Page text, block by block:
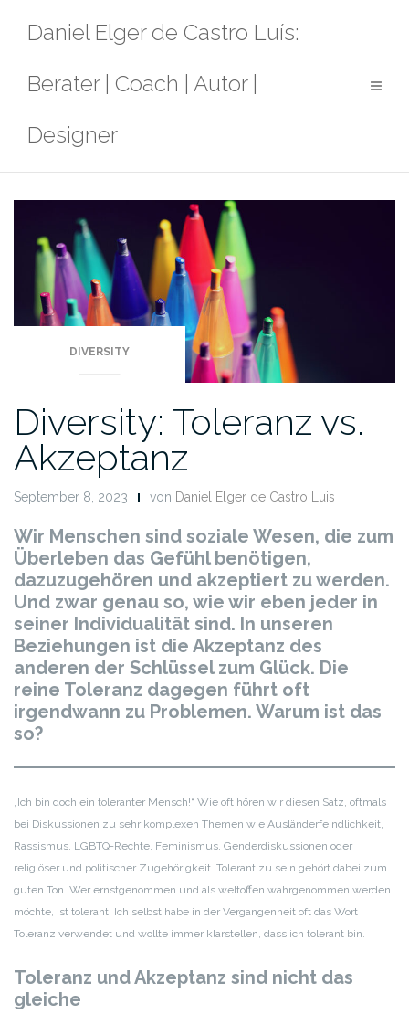
Daniel Elger de Castro Luís:
Berater | Coach | Autor |
Designer
DIVERSITY
Diversity: Toleranz vs.
Akzeptanz
September 8, 2023 von Daniel Elger de Castro Luis
Wir Menschen sind soziale Wesen, die zum
Überleben das Gefühl benötigen,
dazuzugehören und akzeptiert zu werden.
Und zwar genau so, wie wir eben jeder in
seiner Individualität sind. In unseren
Beziehungen ist die Akzeptanz des
anderen der Schlüssel zum Glück. Die
reine Toleranz dagegen führt oft
irgendwann zu Problemen. Warum ist das
so?
„Ich bin doch ein toleranter Mensch!“ Wie oft hören wir diesen Satz, oftmals
bei Diskussionen zu sehr komplexen Themen wie Ausländerfeindlichkeit,
Rassismus, LGBTQ-Rechte, Feminismus, Genderdiskussionen oder
religiöser und politischer Zugehörigkeit. Tolerant zu sein gehört dabei zum
guten Ton. Wer ernstgenommen und als weltoffen wahrgenommen werden
möchte, ist tolerant. Ich selbst habe in der Vergangenheit oft das Wort
Toleranz verwendet und wollte immer klarstellen, dass ich tolerant bin.
Toleranz und Akzeptanz sind nicht das
gleiche